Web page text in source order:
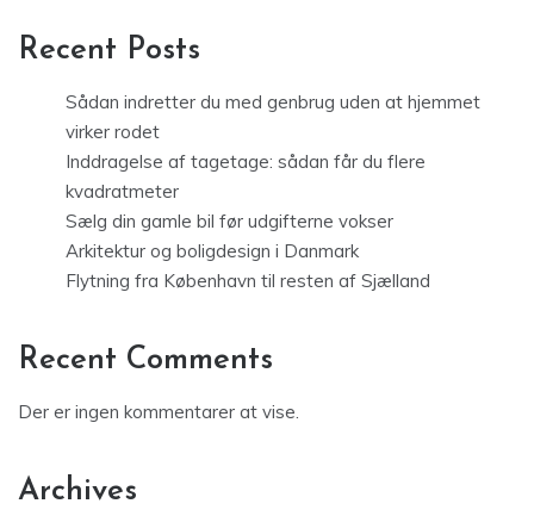
Recent Posts
Sådan indretter du med genbrug uden at hjemmet
virker rodet
Inddragelse af tagetage: sådan får du flere
kvadratmeter
Sælg din gamle bil før udgifterne vokser
Arkitektur og boligdesign i Danmark
Flytning fra København til resten af Sjælland
Recent Comments
Der er ingen kommentarer at vise.
Archives